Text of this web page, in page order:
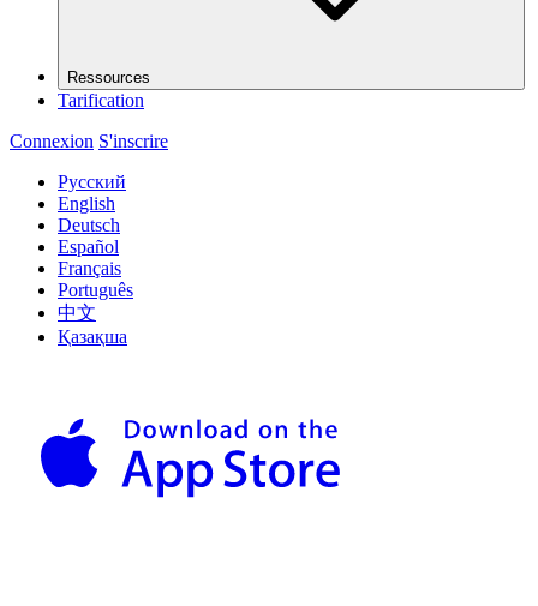
Ressources
Tarification
Connexion S'inscrire
Русский
English
Deutsch
Español
Français
Português
中文
Қазақша